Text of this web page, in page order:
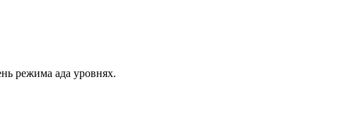
режима ада уровнях.